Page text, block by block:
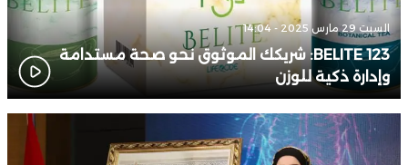
السبت 29 مارس 2025 - 14:04
BELITE 123: شريكك الموثوق نحو صحة مستدامة
وإدارة ذكية للوزن